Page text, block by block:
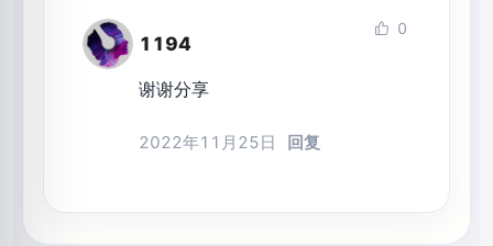
1194
0
谢谢分享
2022年11月25日 回复